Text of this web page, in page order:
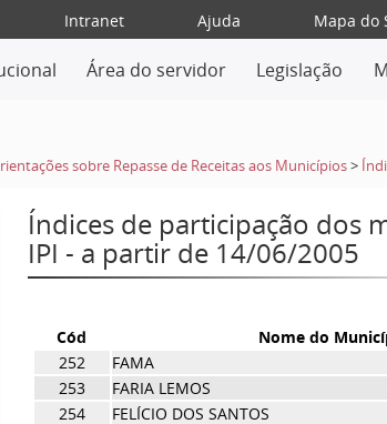
Intranet Ajuda Mapa do
Área do servidor Legislação
sobre Repasse de Receitas aos Municípios >
Índices de participação dos
IPI - a partir de 14/06/2005
Cód Nome do
252
FAMA
253
FARIA LEMOS
254
FELÍCIO DOS SANTOS